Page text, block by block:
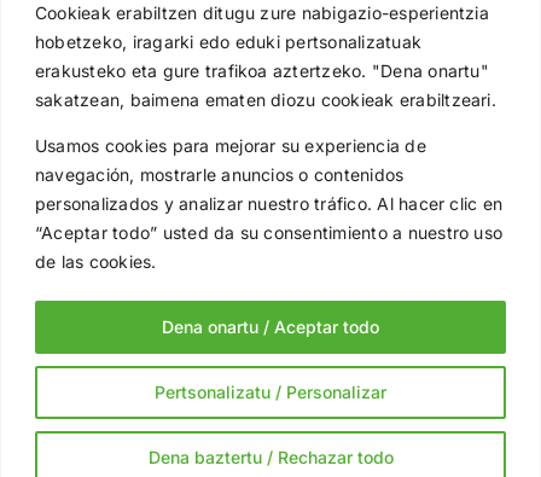
Cookieak erabiltzen ditugu zure nabigazio-esperientzia
hobetzeko, iragarki edo eduki pertsonalizatuak
erakusteko eta gure trafikoa aztertzeko. "Dena onartu"
sakatzean, baimena ematen diozu cookieak erabiltzeari.
Usamos cookies para mejorar su experiencia de
navegación, mostrarle anuncios o contenidos
personalizados y analizar nuestro tráfico. Al hacer clic en
“Aceptar todo” usted da su consentimiento a nuestro uso
de las cookies.
Pertsonalizatu / Personalizar
Dena baztertu / Rechazar todo
Dena onartu / Aceptar todo
Síguenos en redes
Subvenciona
Copyright © 2025 EUSKALIT, Gestión Avanzada |
Privacidad|Notal Legal|Política de Cookies|Canal de
Denuncias